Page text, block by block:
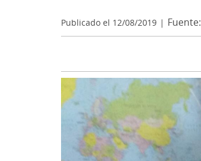
Publicado el 12/08/2019 Fuente: